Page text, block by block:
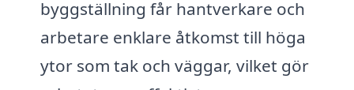
byggställning får hantverkare och
arbetare enklare åtkomst till höga
ytor som tak och väggar, vilket gör